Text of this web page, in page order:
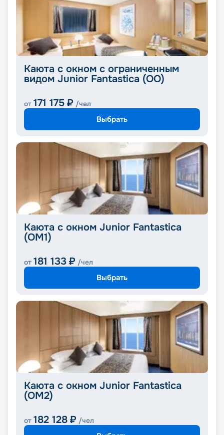
Каюта с окном с ограниченным
видом Junior Fantastica (OO)
от 171 175 ₽ /чел
Выбрать
Каюта с окном Junior Fantastica
(OM1)
от 181 133 ₽ /чел
Выбрать
Каюта с окном Junior Fantastica
(OM2)
от 182 128 ₽ /чел